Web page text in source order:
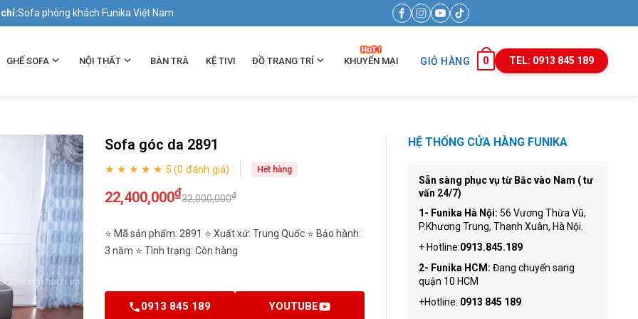
Sofa phòng khách Funika Việt Nam
GHẾ SOFA NỘI THẤT BÀN TRÀ KỆ TIVI ĐỒ TRANG TRÍ KHUYẾN MẠI GIỎ HÀNG 0 TEL: 0913 845 189
Sofa góc da 2891
★ ★ ★ ★ ★ 5 (0 đánh giá) Hết hàng
22,400,000₫32,000,000₫
⭐ Mã sản phẩm: 2891 ⭐ Xuất xứ: Trung Quốc ⭐ Bảo hành:
3 năm ⭐ Tình trạng: Còn hàng
0913 845 189 YOUTUBE
HỆ THỐNG CỬA HÀNG FUNIKA
Sẵn sàng phục vụ từ Bắc vào Nam ( tư
vấn 24/7)
1- Funika Hà Nội: 56 Vương Thừa Vũ,
P.Khương Trung, Thanh Xuân, Hà Nội.
+ Hotline:0913.845.189
2- Funika HCM: Đang chuyển sang
quận 10 HCM
+Hotline: 0913 845 189